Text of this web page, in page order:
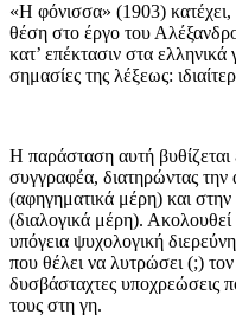
«Η φόνισσα» (1903) κατέχει,
θέση στο έργο του
κατ’ επέκτασιν στα
σημασίες της λέξεως:
Η παράσταση αυτή
συγγραφέα, διατηρώντας
(αφηγηματικά μέρη) και
(διαλογικά μέρη).
υπόγεια ψυχολογική
που θέλει να λυτρώσει (;)
δυσβάσταχτες υποχρεώσεις
τους στη γη.